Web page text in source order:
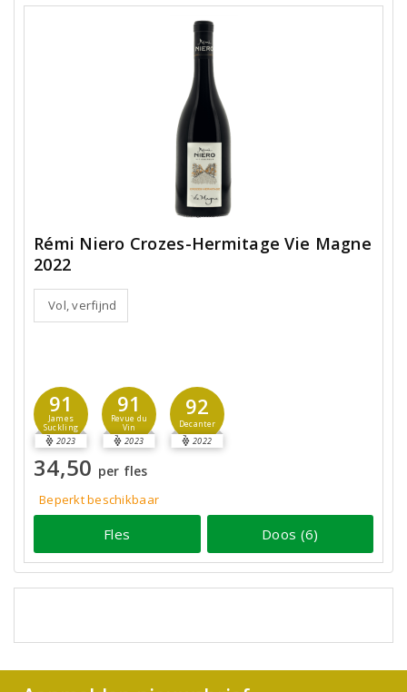
Rémi Niero Crozes-Hermitage Vie Magne
2022
Vol, verfijnd
91
James
Suckling
2023
91
Revue du
Vin
2023
92
Decanter
2022
34,50 per fles
Beperkt beschikbaar
Fles Doos (6)